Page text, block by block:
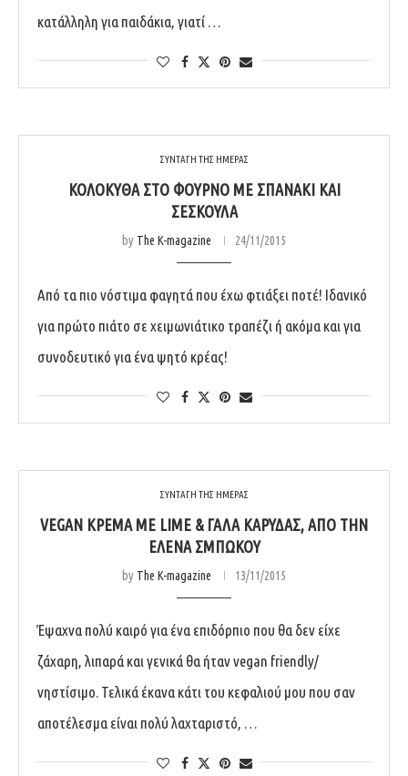
κατάλληλη για παιδάκια, γιατί …
ΣΥΝΤΑΓΗ ΤΗΣ ΗΜΕΡΑΣ
ΚΟΛΟΚΎΘΑ ΣΤΟ ΦΟΎΡΝΟ ΜΕ ΣΠΑΝΆΚΙ ΚΑΙ
ΣΈΣΚΟΥΛΑ
by The K-magazine 24/11/2015
Από τα πιο νόστιμα φαγητά που έχω φτιάξει ποτέ! Ιδανικό
για πρώτο πιάτο σε χειμωνιάτικο τραπέζι ή ακόμα και για
συνοδευτικό για ένα ψητό κρέας!
ΣΥΝΤΑΓΗ ΤΗΣ ΗΜΕΡΑΣ
VEGAN ΚΡΈΜΑ ΜΕ LIME & ΓΆΛΑ ΚΑΡΎΔΑΣ, ΑΠΌ ΤΗΝ
ΈΛΕΝΑ ΣΜΠΏΚΟΥ
by The K-magazine 13/11/2015
Έψαχνα πολύ καιρό για ένα επιδόρπιο που θα δεν είχε
ζάχαρη, λιπαρά και γενικά θα ήταν vegan friendly/
νηστίσιμο. Τελικά έκανα κάτι του κεφαλιού μου που σαν
αποτέλεσμα είναι πολύ λαχταριστό, …